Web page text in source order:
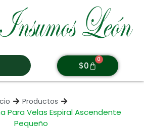
$0
0
Productos
Para Velas Espiral Ascendente
Pequeño